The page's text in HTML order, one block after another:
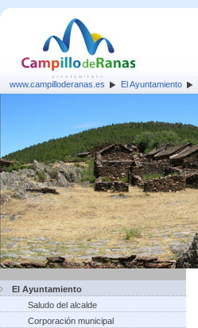
www.campilloderanas.es El Ayuntamiento
El Ayuntamiento
Saludo del alcalde
Corporación municipal